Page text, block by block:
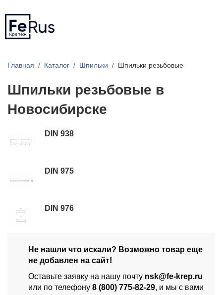
Главная Каталог Шпильки Шпильки резьбовые
Шпильки резьбовые в
Новосибирске
DIN 938
DIN 975
DIN 976
Не нашли что искали? Возможно товар еще
не добавлен на сайт!
Оставьте заявку на нашу почту nsk@fe-krep.ru
или по телефону 8 (800) 775-82-29, и мы с вами